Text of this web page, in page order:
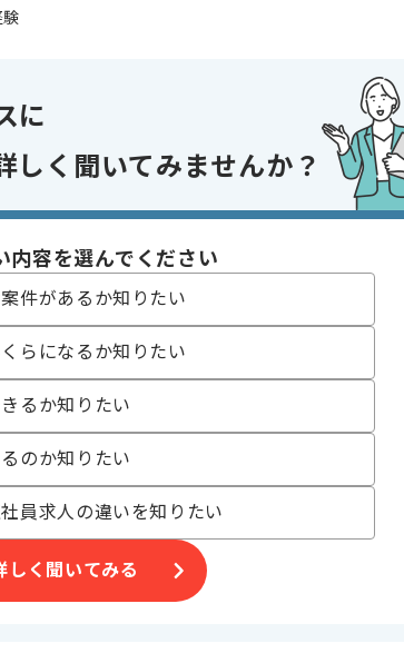
験
代活躍中 , 急募 , 40代活躍中 , BtoB向け , 服装自由
めです。
に
しく聞いてみませんか？
内容を選んでください
件があるか知りたい
らになるか知りたい
るか知りたい
のか知りたい
員求人の違いを知りたい
しく聞いてみる